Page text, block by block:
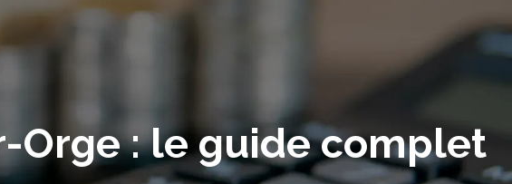
Orge : le guide complet